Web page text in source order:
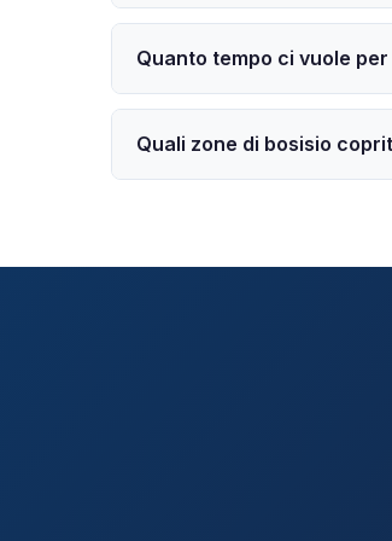
Quanto tempo ci vuole
Quali zone di bosisio